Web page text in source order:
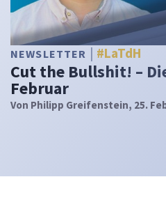
NEWSLETTER #LaTdH
Cut the Bullshit! –
Februar
Von Philipp Greifenstein, 25.